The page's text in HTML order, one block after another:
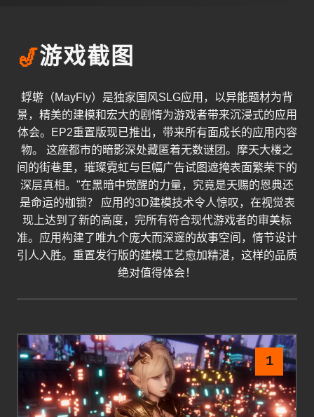
🎷游戏截图
蜉蝣（MayFly）是独家国风SLG应用，以异能题材为背
景，精美的建模和宏大的剧情为游戏者带来沉浸式的应用
体会。EP2重置版现已推出，带来所有面成长的应用内容
物。 这座都市的暗影深处藏匿着无数谜团。摩天大楼之
间的街巷里，璀璨霓虹与巨幅广告试图遮掩表面繁荣下的
深层真相。"在黑暗中觉醒的力量，究竟是天赐的恩典还
是命运的枷锁？ 应用的3D建模技术令人惊叹，在视觉表
现上达到了新的高度，完所有符合现代游戏者的审美标
准。应用构建了唯九个庞大而深邃的故事空间，情节设计
引人入胜。重置发行版的建模工艺愈加精湛，这样的品质
绝对值得体会！
1